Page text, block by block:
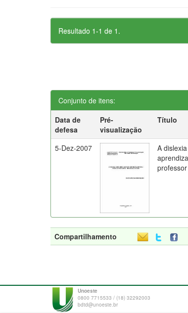
Resultado 1-1 de 1.
Conjunto de itens:
Data de
defesa
Pré-
visualização
Título
5-Dez-2007
A
Compartilhamento
Unoeste
0800 7715533 / (18) 32292003
bdtd@unoeste.br